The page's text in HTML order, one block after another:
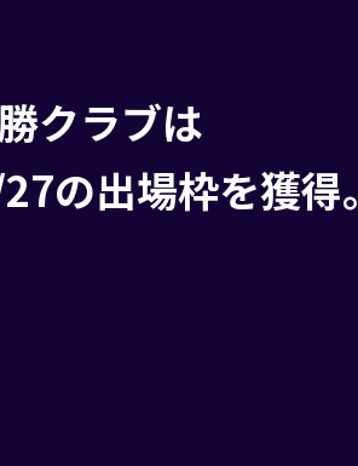
クラブは
の出場枠を獲得。